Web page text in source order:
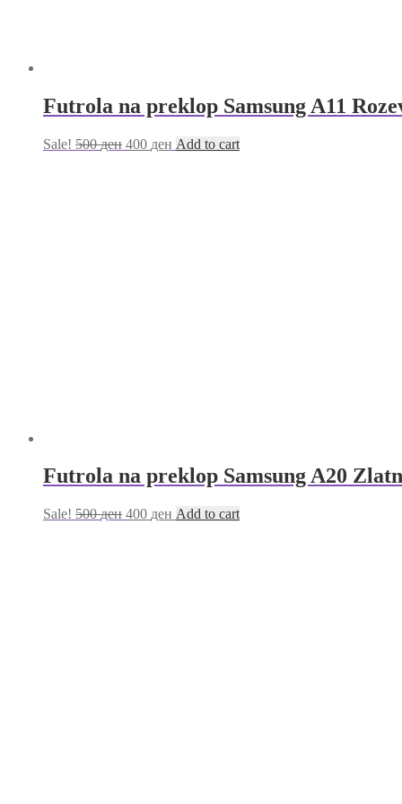
Futrola na preklop Samsung A11
Sale! 500ден 400 ден Add to cart
Futrola na preklop Samsung A20
Sale! 500ден 400 ден Add to cart